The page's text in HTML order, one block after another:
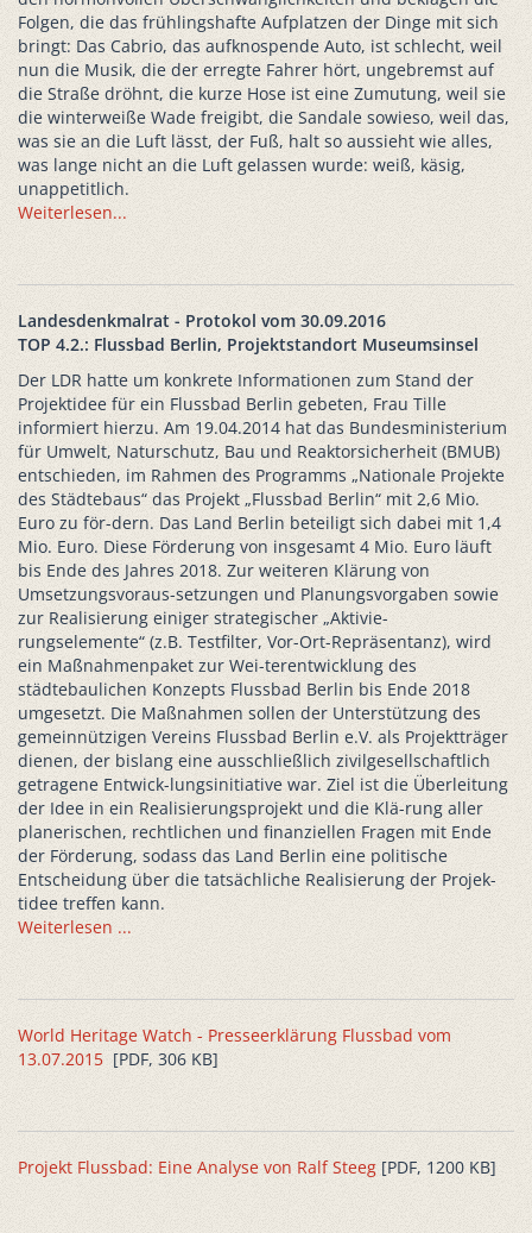
Folgen, die das frühlingshafte Aufplatzen der Dinge mit sich
bringt: Das Cabrio, das aufknospende Auto, ist schlecht, weil
nun die Musik, die der erregte Fahrer hört, ungebremst auf
die Straße dröhnt, die kurze Hose ist eine Zumutung, weil sie
die winterweiße Wade freigibt, die Sandale sowieso, weil das,
was sie an die Luft lässt, der Fuß, halt so aussieht wie alles,
was lange nicht an die Luft gelassen wurde: weiß, käsig,
unappetitlich.
Weiterlesen...
Landesdenkmalrat - Protokol vom 30.09.2016
TOP 4.2.: Flussbad Berlin, Projektstandort Museumsinsel
Der LDR hatte um konkrete Informationen zum Stand der
Projektidee für ein Flussbad Berlin gebeten, Frau Tille
informiert hierzu. Am 19.04.2014 hat das Bundesministerium
für Umwelt, Naturschutz, Bau und Reaktorsicherheit (BMUB)
entschieden, im Rahmen des Programms „Nationale Projekte
des Städtebaus“ das Projekt „Flussbad Berlin“ mit 2,6 Mio.
Euro zu för-dern. Das Land Berlin beteiligt sich dabei mit 1,4
Mio. Euro. Diese Förderung von insgesamt 4 Mio. Euro läuft
bis Ende des Jahres 2018. Zur weiteren Klärung von
Umsetzungsvoraus-setzungen und Planungsvorgaben sowie
zur Realisierung einiger strategischer „Aktivie-
rungselemente“ (z.B. Testfilter, Vor-Ort-Repräsentanz), wird
ein Maßnahmenpaket zur Wei-terentwicklung des
städtebaulichen Konzepts Flussbad Berlin bis Ende 2018
umgesetzt. Die Maßnahmen sollen der Unterstützung des
gemeinnützigen Vereins Flussbad Berlin e.V. als Projektträger
dienen, der bislang eine ausschließlich zivilgesellschaftlich
getragene Entwick-lungsinitiative war. Ziel ist die Überleitung
der Idee in ein Realisierungsprojekt und die Klä-rung aller
planerischen, rechtlichen und finanziellen Fragen mit Ende
der Förderung, sodass das Land Berlin eine politische
Entscheidung über die tatsächliche Realisierung der Projek-
tidee treffen kann.
Weiterlesen ...
World Heritage Watch - Presseerklärung Flussbad vom
13.07.2015 [PDF, 306 KB]
Projekt Flussbad: Eine Analyse von Ralf Steeg [PDF, 1200 KB]